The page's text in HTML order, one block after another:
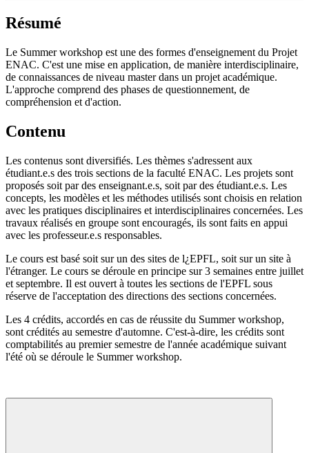
Résumé
Le Summer workshop est une des formes d'enseignement du Projet
ENAC. C'est une mise en application, de manière interdisciplinaire,
de connaissances de niveau master dans un projet académique.
L'approche comprend des phases de questionnement, de
compréhension et d'action.
Contenu
Les contenus sont diversifiés. Les thèmes s'adressent aux
étudiant.e.s des trois sections de la faculté ENAC. Les projets sont
proposés soit par des enseignant.e.s, soit par des étudiant.e.s. Les
concepts, les modèles et les méthodes utilisés sont choisis en relation
avec les pratiques disciplinaires et interdisciplinaires concernées. Les
travaux réalisés en groupe sont encouragés, ils sont faits en appui
avec les professeur.e.s responsables.
Le cours est basé soit sur un des sites de l¿EPFL, soit sur un site à
l'étranger. Le cours se déroule en principe sur 3 semaines entre juillet
et septembre. Il est ouvert à toutes les sections de l'EPFL sous
réserve de l'acceptation des directions des sections concernées.
Les 4 crédits, accordés en cas de réussite du Summer workshop,
sont crédités au semestre d'automne. C'est-à-dire, les crédits sont
comptabilités au premier semestre de l'année académique suivant
l'été où se déroule le Summer workshop.